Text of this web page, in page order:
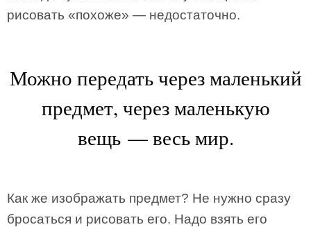
рисовать «похоже» — недостаточно.
Можно передать через маленький
предмет, через маленькую
вещь — весь мир.
Как же изображать предмет? Не нужно сразу
бросаться и рисовать его. Надо взять его